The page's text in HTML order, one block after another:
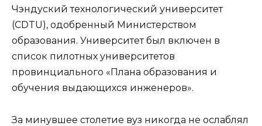
Чэндуский технологический университет
(CDTU), одобренный Министерством
образования. Университет был включен в
список пилотных университетов
провинциального «Плана образования и
обучения выдающихся инженеров».
За минувшее столетие вуз никогда не ослаблял